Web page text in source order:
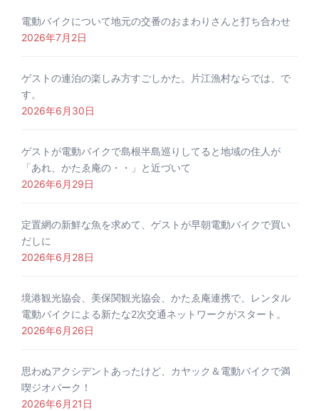
電動バイクについて地元の交番のおまわりさんと打ち合わせ
2026年7月2日
ゲストの連泊の楽しみ方すごしかた。片江漁村ならでは、で
す。
2026年6月30日
ゲストが電動バイクで島根半島巡りしてると地域の住人が
「あれ、かたゑ庵の・・」と近づいて
2026年6月29日
定置網の新鮮な魚を求めて、ゲストが早朝電動バイクで買い
だしに
2026年6月28日
境港観光協会、美保関観光協会、かたゑ庵連携で、レンタル
電動バイクによる新たな2次交通ネットワークがスタート。
2026年6月26日
思わぬアクシデントあったけど、カヤック＆電動バイクで満
喫ジオパーク！
2026年6月21日